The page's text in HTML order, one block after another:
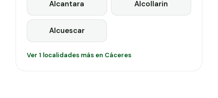
Alcantara Alcollarin
Alcuescar
Ver 1 localidades más en Cáceres